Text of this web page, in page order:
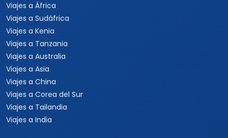
Viajes a África
Viajes a Sudáfrica
Viajes a Kenia
Viajes a Tanzania
Viajes a Australia
Viajes a Asia
Viajes a China
Viajes a Corea del Sur
Viajes a Tailandia
Viajes a India